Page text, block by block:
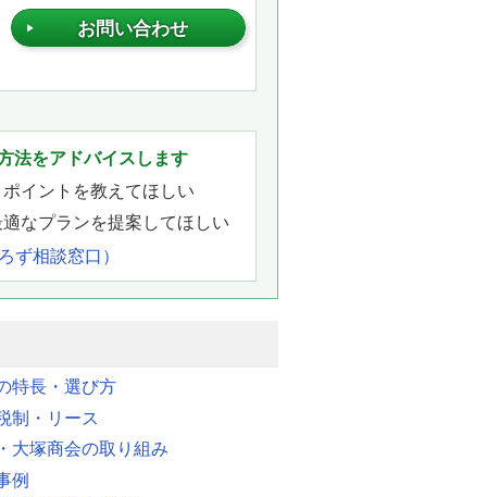
お問い合わせ
法をアドバイスします
イントを教えてほしい
なプランを提案してほしい
ず相談窓口）
特長・選び方
制・リース
大塚商会の取り組み
例